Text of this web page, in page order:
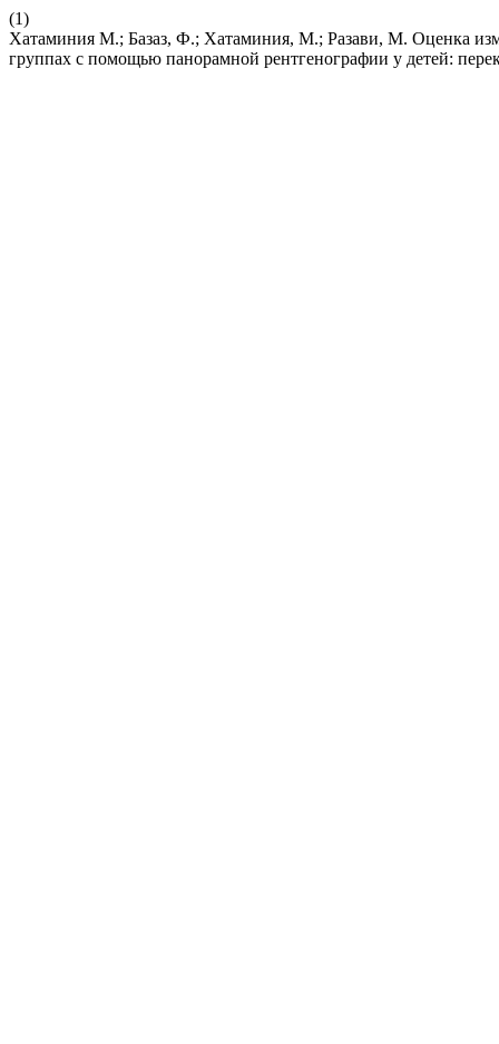
(1)
Хатаминия M.; Базаз, Ф.; Хатаминия, М.; Разави, М. Оценка
группах с помощью панорамной рентгенографии у детей: